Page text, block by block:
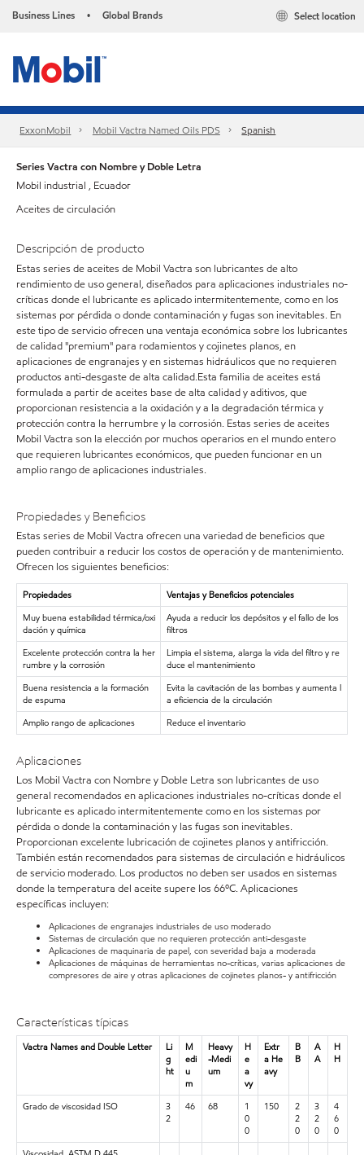
Business Lines • Global Brands Select location
ExxonMobil Mobil Vactra Named Oils PDS Spanish
Series Vactra con Nombre y Doble Letra
Mobil industrial , Ecuador
Aceites de circulación
Descripción de producto
Estas series de aceites de Mobil Vactra son lubricantes de alto
rendimiento de uso general, diseñados para aplicaciones industriales no-
críticas donde el lubricante es aplicado intermitentemente, como en los
sistemas por pérdida o donde contaminación y fugas son inevitables. En
este tipo de servicio ofrecen una ventaja económica sobre los lubricantes
de calidad "premium" para rodamientos y cojinetes planos, en
aplicaciones de engranajes y en sistemas hidráulicos que no requieren
productos anti-desgaste de alta calidad.Esta familia de aceites está
formulada a partir de aceites base de alta calidad y aditivos, que
proporcionan resistencia a la oxidación y a la degradación térmica y
protección contra la herrumbre y la corrosión. Estas series de aceites
Mobil Vactra son la elección por muchos operarios en el mundo entero
que requieren lubricantes económicos, que pueden funcionar en un
amplio rango de aplicaciones industriales.
Propiedades y Beneficios
Estas series de Mobil Vactra ofrecen una variedad de beneficios que
pueden contribuir a reducir los costos de operación y de mantenimiento.
Ofrecen los siguientes beneficios:
Propiedades
Ventajas y Beneficios potenciales
Muy buena estabilidad térmica/oxi
dación y química
Ayuda a reducir los depósitos y el fallo de los
filtros
Excelente protección contra la her
rumbre y la corrosión
Limpia el sistema, alarga la vida del filtro y re
duce el mantenimiento
Buena resistencia a la formación
de espuma
Evita la cavitación de las bombas y aumenta l
a eficiencia de la circulación
Amplio rango de aplicaciones
Reduce el inventario
Aplicaciones
Los Mobil Vactra con Nombre y Doble Letra son lubricantes de uso
general recomendados en aplicaciones industriales no-críticas donde el
lubricante es aplicado intermitentemente como en los sistemas por
pérdida o donde la contaminación y las fugas son inevitables.
Proporcionan excelente lubricación de cojinetes planos y antifricción.
También están recomendados para sistemas de circulación e hidráulicos
de servicio moderado. Los productos no deben ser usados en sistemas
donde la temperatura del aceite supere los 66ºC. Aplicaciones
específicas incluyen:
Aplicaciones de engranajes industriales de uso moderado
Sistemas de circulación que no requieren protección anti-desgaste
Aplicaciones de maquinaria de papel, con severidad baja a moderada
Aplicaciones de máquinas de herramientas no-críticas, varias aplicaciones de
compresores de aire y otras aplicaciones de cojinetes planos- y antifricción
Características típicas
Vactra Names and Double Letter
Li
g
ht
M
edi
u
m
Heavy
-Medi
um
H
e
a
vy
Extr
a He
avy
B
B
A
A
H
H
Grado de viscosidad ISO
3
2
46 68
1
0
0
150
2
2
0
3
2
0
4
6
0